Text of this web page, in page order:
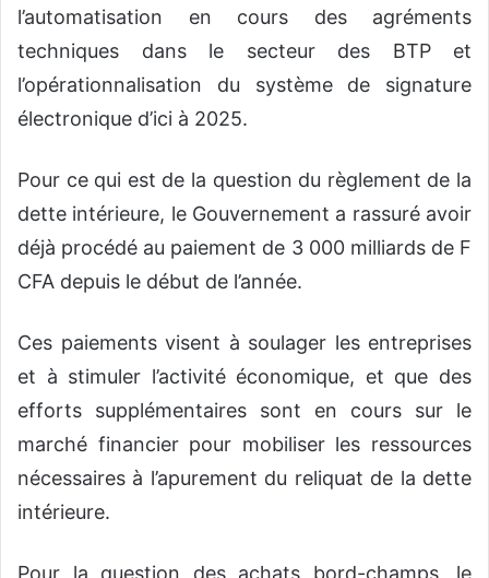
l’automatisation en cours des agréments
techniques dans le secteur des BTP et
l’opérationnalisation du système de signature
électronique d’ici à 2025.
Pour ce qui est de la question du règlement de la
dette intérieure, le Gouvernement a rassuré avoir
déjà procédé au paiement de 3 000 milliards de F
CFA depuis le début de l’année.
Ces paiements visent à soulager les entreprises
et à stimuler l’activité économique, et que des
efforts supplémentaires sont en cours sur le
marché financier pour mobiliser les ressources
nécessaires à l’apurement du reliquat de la dette
intérieure.